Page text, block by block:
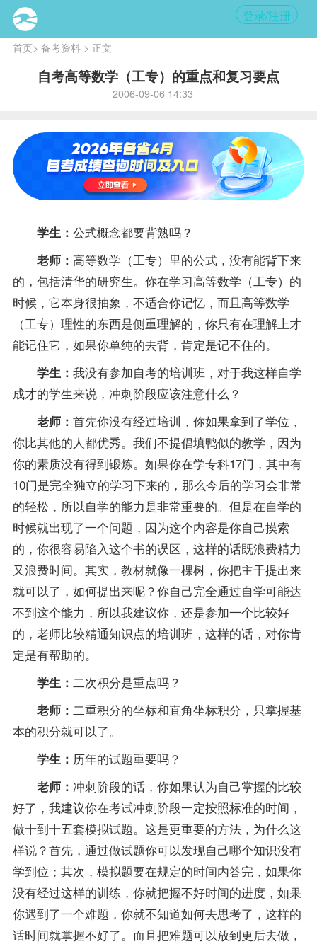
登录/注册
首页> 备考资料> 正文
自考高等数学（工专）的重点和复习要点
2006-09-06 14:33
学生： 公式概念都要背熟吗？
老师： 高等数学（工专） 里的公式，没有能背下来
的，包括清华的研究生。你在学习高等数学（工专）的
时候，它本身很抽象，不适合你记忆，而且高等数学
（工专）理性的东西是侧重理解的，你只有在理解上才
能记住它，如果你单纯的去背，肯定是记不住的。
学生： 我没有参加自考的培训班，对于我这样自学
成才的学生来说，冲刺阶段应该注意什么？
老师： 首先你没有经过培训，你如果拿到了学位 ，
你比其他的人都优秀。我们不提倡填鸭似的教学，因为
你的素质没有得到锻炼。如果你在学专科17门，其中有
10门是完全独立的学习下来的，那么今后的学习会非常
的轻松，所以自学的能力是非常重要的。但是在自学的
时候就出现了一个问题，因为这个内容是你自己摸索
的，你很容易陷入这个书的误区，这样的话既浪费精力
又浪费时间。其实， 教材就像一棵树，你把主干提出来
就可以了，如何提出来呢？你自己完全通过自学可能达
不到这个能力，所以我建议你，还是参加一个比较好
的，老师比较精通知识点的培训班，这样的话，对你肯
定是有帮助的。
学生： 二次积分是重点吗？
老师： 二重积分的坐标和直角坐标积分，只掌握基
本的积分就可以了。
学生： 历年的试题重要吗？
老师： 冲刺阶段的话，你如果认为自己掌握的比较
好了，我建议你在考试冲刺阶段一定按照标准的时间，
做十到十五套模拟试题。这是更重要的方法，为什么这
样说？首先，通过做试题你可以发现自己哪个知识没有
学到位；其次，模拟题要在规定的时间内答完，如果你
没有经过这样的训练，你就把握不好时间的进度，如果
你遇到了一个难题，你就不知道如何去思考了，这样的
话时间就掌握不好了。而且把难题可以放到更后去做，